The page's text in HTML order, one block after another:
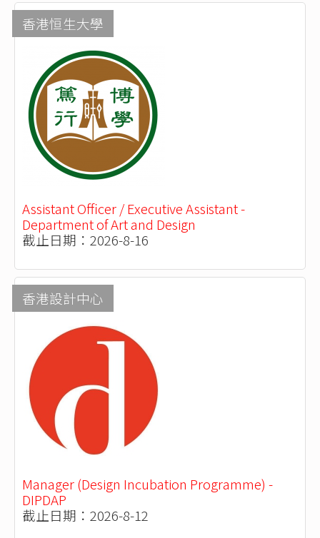
香港恒生大學
Assistant Officer / Executive Assistant -
Department of Art and Design
截止日期：2026-8-16
香港設計中心
Manager (Design Incubation Programme) -
DIPDAP
截止日期：2026-8-12